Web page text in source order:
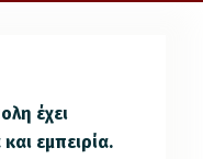
έχει
εμπειρία.